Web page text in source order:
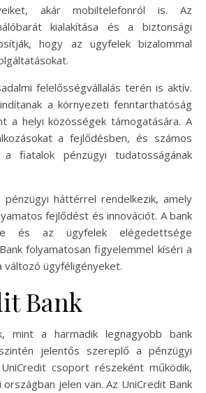
akár mobiltelefonról is. Az
kialakítása és a biztonsági
hogy az ügyfelek bizalommal
felelősségvállalás terén is aktív.
a környezeti fenntarthatóság
a helyi közösségek támogatására. A
a fejlődésben, és számos
fiatalok pénzügyi tudatosságának
háttérrel rendelkezik, amely
fejlődést és innovációt. A bank
és az ügyfelek elégedettsége
folyamatosan figyelemmel kíséri a
változó ügyféligényeket.
Bank
mint a harmadik legnagyobb bank
jelentős szereplő a pénzügyi
csoport részeként működik,
jelen van. Az UniCredit Bank